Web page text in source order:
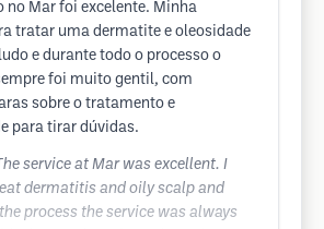
no Mar foi excelente. Minha
tratar uma dermatite e oleosidade
e durante todo o processo o
foi muito gentil, com
sobre o tratamento e
para tirar dúvidas.
service at Mar was excellent. I
dermatitis and oily scalp and
process the service was always